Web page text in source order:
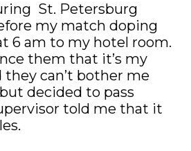
St. Petersburg
my match doping
6 am to my hotel room.
them that it’s my
they can’t bother me
decided to pass
told me that it